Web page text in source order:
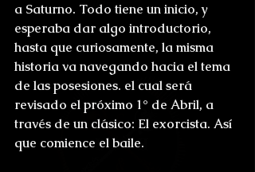
a Saturno. Todo tiene un inicio, y
esperaba dar algo introductorio,
hasta que curiosamente, la misma
historia va navegando hacia el tema
de las posesiones. el cual será
revisado el próximo 1° de Abril, a
través de un clásico: El exorcista. Así
que comience el baile.